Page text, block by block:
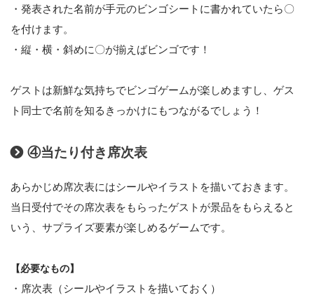
・発表された名前が手元のビンゴシートに書かれていたら〇
を付けます。
・縦・横・斜めに〇が揃えばビンゴです！
ゲストは新鮮な気持ちでビンゴゲームが楽しめますし、ゲス
ト同士で名前を知るきっかけにもつながるでしょう！
④当たり付き席次表
あらかじめ席次表にはシールやイラストを描いておきます。
当日受付でその席次表をもらったゲストが景品をもらえると
いう、サプライズ要素が楽しめるゲームです。
【必要なもの】
・席次表（シールやイラストを描いておく）